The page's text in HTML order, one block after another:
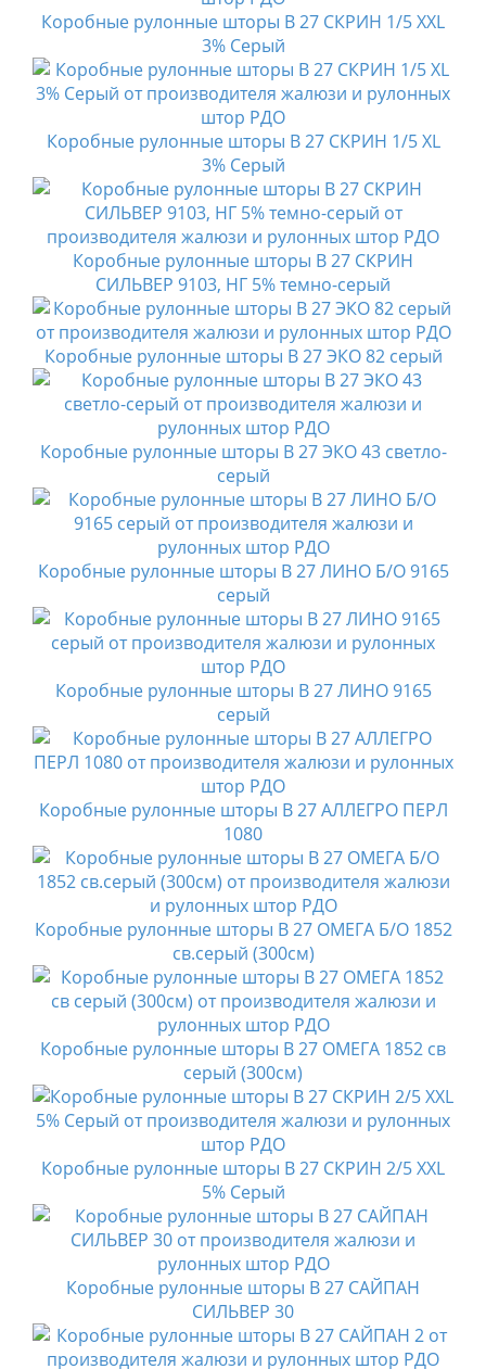
Коробные рулонные шторы B 27 СКРИН 1/5 XXL
3% Серый
Коробные рулонные шторы B 27 СКРИН 1/5 XL
3% Серый
Коробные рулонные шторы B 27 СКРИН
СИЛЬВЕР 9103, НГ 5% темно-серый
Коробные рулонные шторы B 27 ЭКО 82 серый
Коробные рулонные шторы B 27 ЭКО 43 светло-
серый
Коробные рулонные шторы B 27 ЛИНО Б/О 9165
серый
Коробные рулонные шторы B 27 ЛИНО 9165
серый
Коробные рулонные шторы B 27 АЛЛЕГРО ПЕРЛ
1080
Коробные рулонные шторы B 27 ОМЕГА Б/О 1852
св.серый (300см)
Коробные рулонные шторы B 27 ОМЕГА 1852 св
серый (300см)
Коробные рулонные шторы B 27 СКРИН 2/5 XXL
5% Серый
Коробные рулонные шторы B 27 САЙПАН
СИЛЬВЕР 30